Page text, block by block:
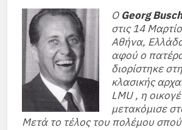
Ο Georg
στις 14
Αθήνα,
αφού ο
διορίστηκε
κλασικής
LMU , η
μετακόμισε
Μετά το τέλος του πολέμου